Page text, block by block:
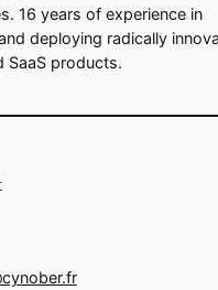
16 years of experience in
deploying radically
SaaS products.